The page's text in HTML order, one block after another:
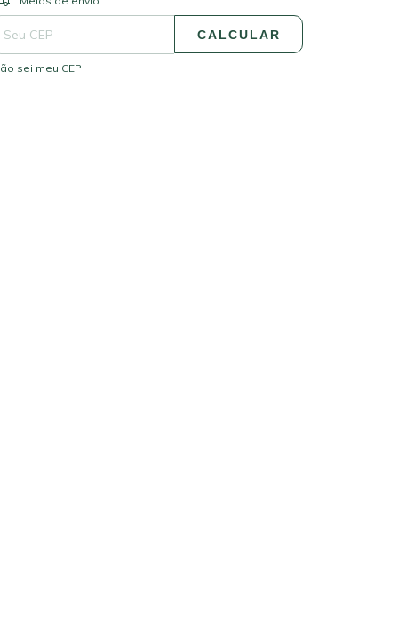
CALCULAR
sei meu CEP